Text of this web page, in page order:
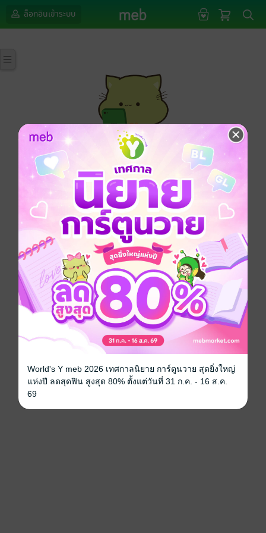
ล็อกอินเข้าระบบ
กรุณาเข้าสู่ระบบก่อนดำเนินรายการด้วยค่ะ
ล็อกอินเข้าระบบ
World's Y meb 2026 เทศกาลนิยาย การ์ตูนวาย สุดยิ่งใหญ่
แห่งปี ลดสุดฟิน สูงสุด 80% ตั้งแต่วันที่ 31 ก.ค. - 16 ส.ค.
69